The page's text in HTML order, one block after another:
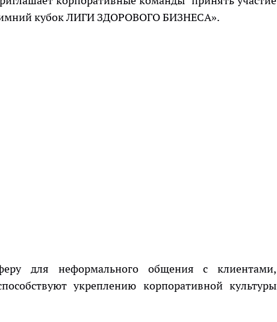
кубок ЛИГИ ЗДОРОВОГО БИЗНЕСА».
для неформального общения с клиентами,
укреплению корпоративной культуры